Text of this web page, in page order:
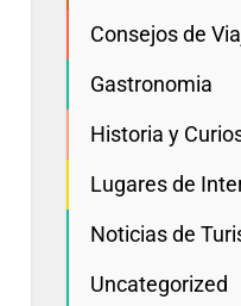
Consejos de
Gastronomia
Historia y
Lugares de
Noticias de
Uncategorized